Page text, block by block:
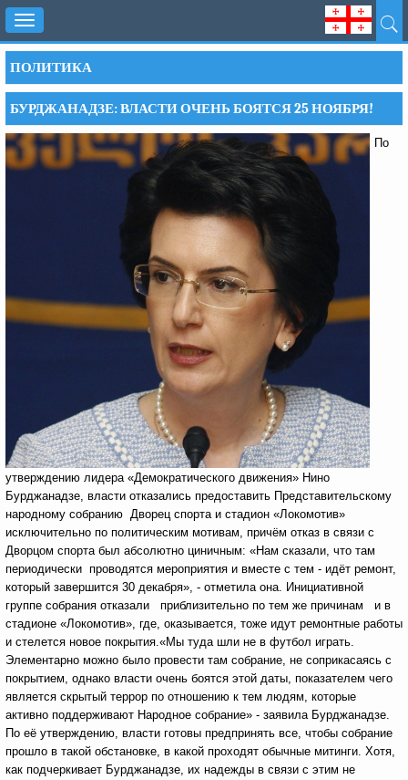
Toggle
navigation
ПОЛИТИКА
БУРДЖАНАДЗЕ: ВЛАСТИ ОЧЕНЬ БОЯТСЯ 25 НОЯБРЯ!
По
утверждению лидера «Демократического движения» Нино
Бурджанадзе, власти отказались предоставить Представительскому
народному собранию Дворец спорта и стадион «Локомотив»
исключительно по политическим мотивам, причём отказ в связи с
Дворцом спорта был абсолютно циничным: «Нам сказали, что там
периодически проводятся мероприятия и вместе с тем - идёт ремонт,
который завершится 30 декабря», - отметила она. Инициативной
группе собрания отказали приблизительно по тем же причинам и в
стадионе «Локомотив», где, оказывается, тоже идут ремонтные работы
и стелется новое покрытия.«Мы туда шли не в футбол играть.
Элементарно можно было провести там собрание, не соприкасаясь с
покрытием, однако власти очень боятся этой даты, показателем чего
является скрытый террор по отношению к тем людям, которые
активно поддерживают Народное собрание» - заявила Бурджанадзе.
По её утверждению, власти готовы предпринять все, чтобы собрание
прошло в такой обстановке, в какой проходят обычные митинги. Хотя,
как подчеркивает Бурджанадзе, их надежды в связи с этим не